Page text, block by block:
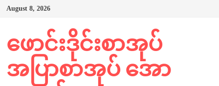
Skip
August 8, 2026
ဖောင်းဒိုင်းစာအုပ်
အပြာစာအုပ် အော